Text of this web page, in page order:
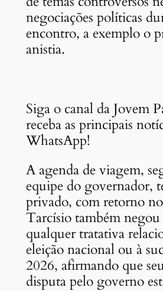
negociações políticas
encontro, a exemplo o
anistia.
Siga o canal da Jovem
receba as principais
WhatsApp!
A agenda de viagem,
equipe do governador,
privado, com retorno
Tarcísio também negou
qualquer tratativa
eleição nacional ou à
2026, afirmando que
disputa pelo governo